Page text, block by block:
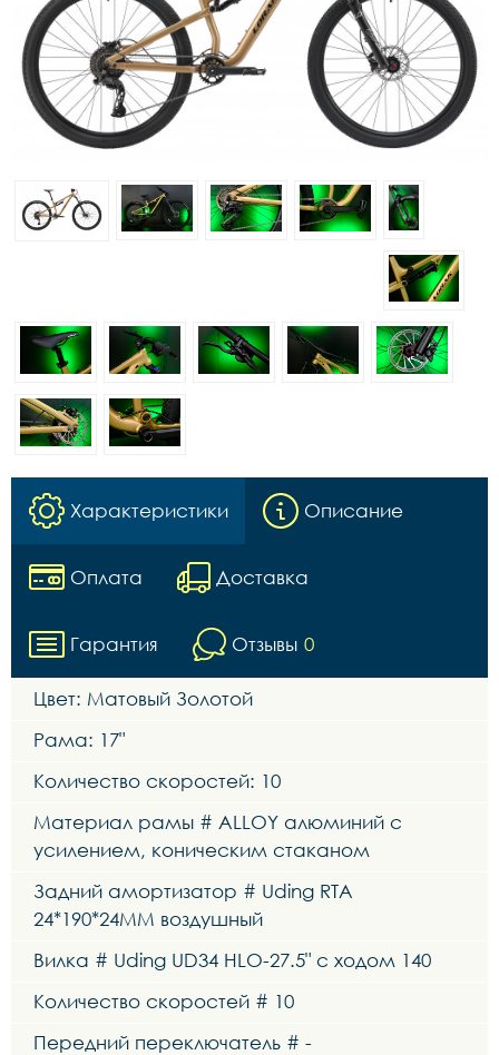
Характеристики Описание
Оплата Доставка
Гарантия Отзывы 0
Цвет: Матовый Золотой
Рама: 17"
Количество скоростей: 10
Материал рамы # ALLOY алюминий с
усилением, коническим стаканом
Задний амортизатор # Uding RTA
24*190*24MM воздушный
Вилка # Uding UD34 HLO-27.5" с ходом 140
Количество скоростей # 10
Передний переключатель # -